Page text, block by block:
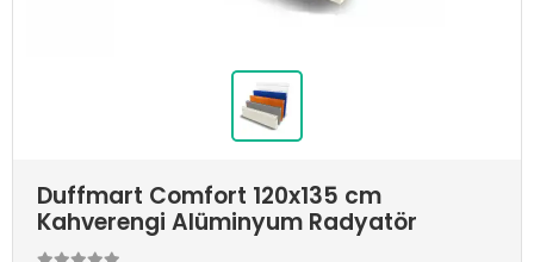
Duffmart Comfort 120x135 cm
Kahverengi Alüminyum Radyatör